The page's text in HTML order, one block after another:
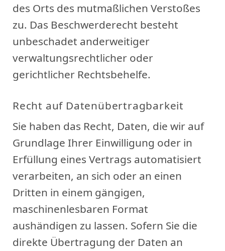
des Orts des mutmaßlichen Verstoßes
zu. Das Beschwerderecht besteht
unbeschadet anderweitiger
verwaltungsrechtlicher oder
gerichtlicher Rechtsbehelfe.
Recht auf Datenübertragbarkeit
Sie haben das Recht, Daten, die wir auf
Grundlage Ihrer Einwilligung oder in
Erfüllung eines Vertrags automatisiert
verarbeiten, an sich oder an einen
Dritten in einem gängigen,
maschinenlesbaren Format
aushändigen zu lassen. Sofern Sie die
direkte Übertragung der Daten an